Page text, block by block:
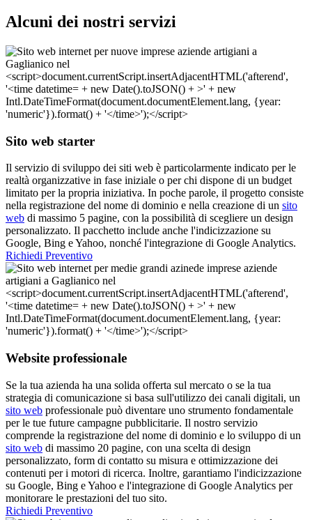
Alcuni dei nostri servizi
Sito web starter
Il servizio di sviluppo dei siti web è particolarmente indicato per le
realtà organizzative in fase iniziale o per chi dispone di un budget
limitato per la propria iniziativa. In poche parole, il progetto consiste
nella registrazione del nome di dominio e nella creazione di un sito
web di massimo 5 pagine, con la possibilità di scegliere un design
personalizzato. Il pacchetto include anche l'indicizzazione su
Google, Bing e Yahoo, nonché l'integrazione di Google Analytics.
Richiedi Preventivo
Website professionale
Se la tua azienda ha una solida offerta sul mercato o se la tua
strategia di comunicazione si basa sull'utilizzo dei canali digitali, un
sito web professionale può diventare uno strumento fondamentale
per le tue future campagne pubblicitarie. Il nostro servizio
comprende la registrazione del nome di dominio e lo sviluppo di un
sito web di massimo 20 pagine, con una scelta di design
personalizzato, form di contatto su misura e ottimizzazione dei
contenuti per i motori di ricerca. Inoltre, garantiamo l'indicizzazione
su Google, Bing e Yahoo e l'integrazione di Google Analytics per
monitorare le prestazioni del tuo sito.
Richiedi Preventivo